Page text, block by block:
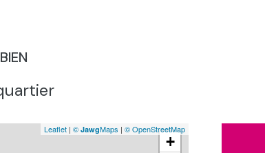
+
Leaflet | © JawgMaps | © OpenStreetMap